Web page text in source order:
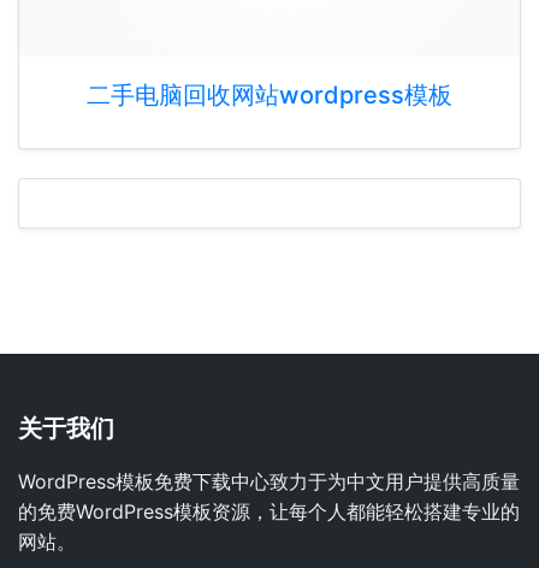
二手电脑回收网站wordpress模板
关于我们
WordPress模板免费下载中心致力于为中文用户提供高质量
的免费WordPress模板资源，让每个人都能轻松搭建专业的
网站。